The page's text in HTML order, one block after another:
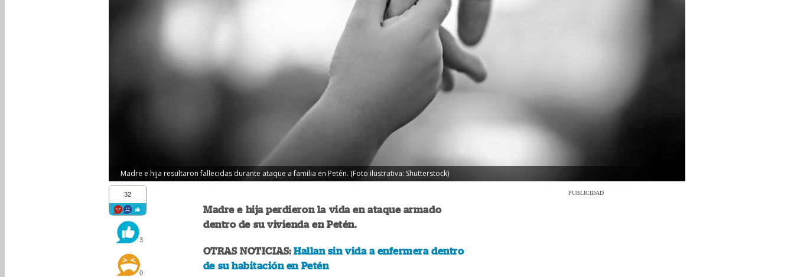
Madre e hija resultaron fallecidas durante ataque a familia en Petén. (Foto ilustrativa: Shutterstock)
32
3
0
Madre e hija perdieron la vida en ataque armado
dentro de su vivienda en Petén.
OTRAS NOTICIAS:Hallan sin vida a enfermera dentro
de su habitación en Petén
PUBLICIDAD